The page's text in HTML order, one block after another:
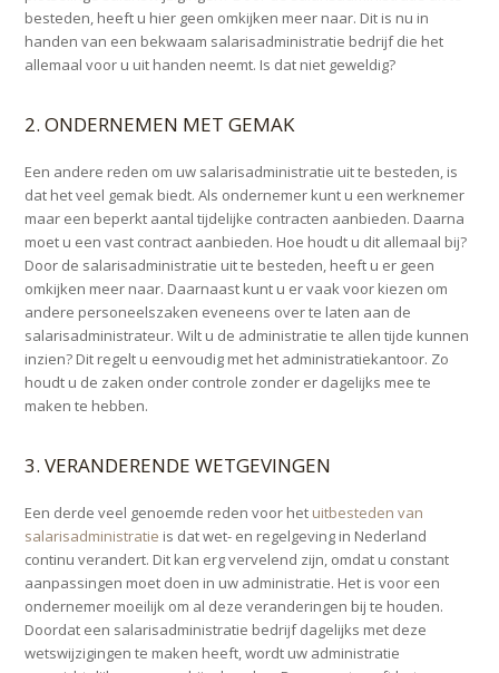
besteden, heeft u hier geen omkijken meer naar. Dit is nu in
handen van een bekwaam salarisadministratie bedrijf die het
allemaal voor u uit handen neemt. Is dat niet geweldig?
2. ONDERNEMEN MET GEMAK
Een andere reden om uw salarisadministratie uit te besteden, is
dat het veel gemak biedt. Als ondernemer kunt u een werknemer
maar een beperkt aantal tijdelijke contracten aanbieden. Daarna
moet u een vast contract aanbieden. Hoe houdt u dit allemaal bij?
Door de salarisadministratie uit te besteden, heeft u er geen
omkijken meer naar. Daarnaast kunt u er vaak voor kiezen om
andere personeelszaken eveneens over te laten aan de
salarisadministrateur. Wilt u de administratie te allen tijde kunnen
inzien? Dit regelt u eenvoudig met het administratiekantoor. Zo
houdt u de zaken onder controle zonder er dagelijks mee te
maken te hebben.
3. VERANDERENDE WETGEVINGEN
Een derde veel genoemde reden voor het uitbesteden van
salarisadministratie is dat wet- en regelgeving in Nederland
continu verandert. Dit kan erg vervelend zijn, omdat u constant
aanpassingen moet doen in uw administratie. Het is voor een
ondernemer moeilijk om al deze veranderingen bij te houden.
Doordat een salarisadministratie bedrijf dagelijks met deze
wetswijzigingen te maken heeft, wordt uw administratie